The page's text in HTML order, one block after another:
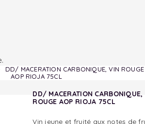
DD/ MACERATION CARBONIQUE, VIN ROUGE
AOP RIOJA 75CL
DD/ MACERATION CARBONIQUE,
ROUGE AOP RIOJA 75CL
Vin jeune et fruité aux notes de